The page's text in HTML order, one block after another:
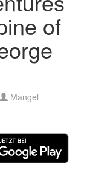
of
Mangel